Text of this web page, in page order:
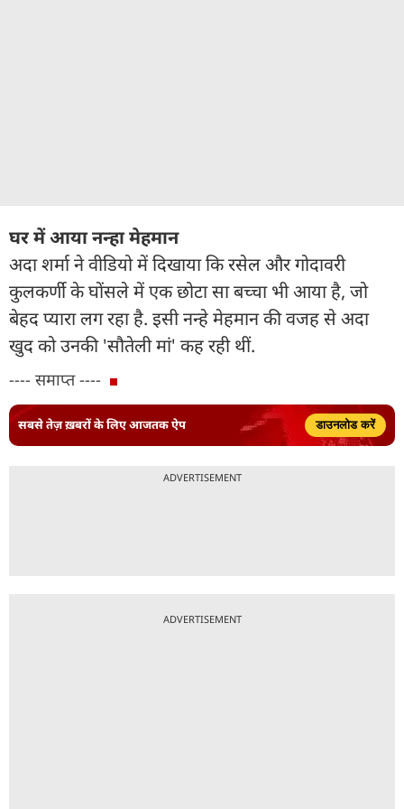
घर में आया नन्हा मेहमान
अदा शर्मा ने वीडियो में दिखाया कि रसेल और गोदावरी
कुलकर्णी के घोंसले में एक छोटा सा बच्चा भी आया है, जो
बेहद प्यारा लग रहा है. इसी नन्हे मेहमान की वजह से अदा
खुद को उनकी 'सौतेली मां' कह रही थीं.
---- समाप्त ----
सबसे तेज़ ख़बरों के लिए आजतक ऐप डाउनलोड करें
ADVERTISEMENT
ADVERTISEMENT